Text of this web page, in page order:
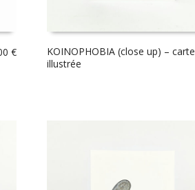
€
KOINOPHOBIA (close up) – carte
illustrée